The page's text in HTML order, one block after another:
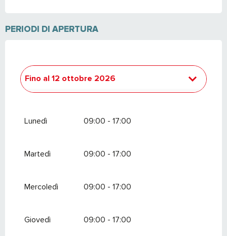
PERIODI DI APERTURA
Fino al 12 ottobre 2026
Lunedì
09:00 - 17:00
Martedì 09:00 - 17:00
Mercoledì 09:00 - 17:00
Giovedì 09:00 - 17:00